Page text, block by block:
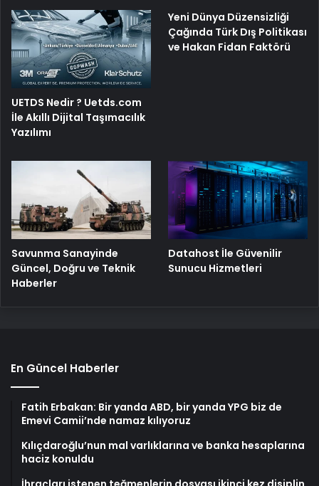
UETDS Nedir ? Uetds.com
İle Akıllı Dijital Taşımacılık
Yazılımı
Yeni Dünya Düzensizliği
Çağında Türk Dış Politikası
ve Hakan Fidan Faktörü
Savunma Sanayinde
Güncel, Doğru ve Teknik
Haberler
Datahost İle Güvenilir
Sunucu Hizmetleri
En Güncel Haberler
Fatih Erbakan: Bir yanda ABD, bir yanda YPG biz de
Emevi Camii’nde namaz kılıyoruz
Kılıçdaroğlu’nun mal varlıklarına ve banka hesaplarına
haciz konuldu